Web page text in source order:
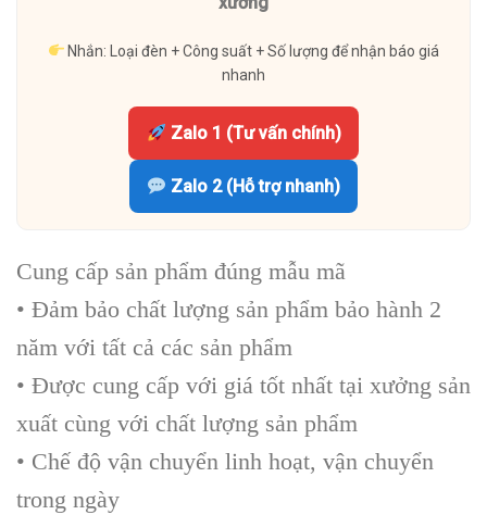
Nhắn: Loại đèn + Công suất + Số lượng để nhận báo giá
nhanh
Zalo 1 (Tư vấn chính)
Zalo 2 (Hỗ trợ nhanh)
Cung cấp sản phẩm đúng mẫu mã
• Đảm bảo chất lượng sản phẩm bảo hành 2
năm với tất cả các sản phẩm
• Được cung cấp với giá tốt nhất tại xưởng sản
xuất cùng với chất lượng sản phẩm
• Chế độ vận chuyển linh hoạt, vận chuyển
trong ngày